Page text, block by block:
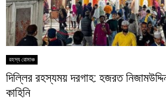
রহস্য রোমাঞ্চ
দিল্লির রহস্যময় দরগাহ: হজরত
কাহিনি